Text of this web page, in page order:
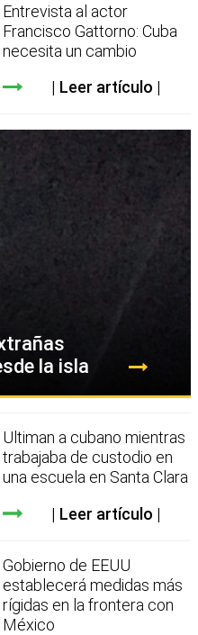
Entrevista al actor
Francisco Gattorno: Cuba
necesita un cambio
Leer artículo
la isla
Ultiman a cubano mientras
trabajaba de custodio en
una escuela en Santa Clara
Leer artículo
Gobierno de EEUU
establecerá medidas más
rígidas en la frontera con
México